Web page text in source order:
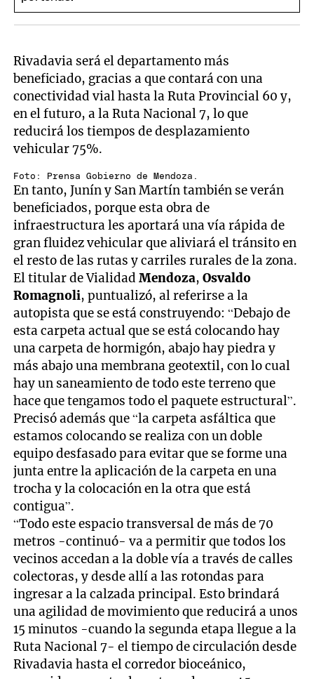
Rivadavia será el departamento más
beneficiado, gracias a que contará con una
conectividad vial hasta la Ruta Provincial 60 y,
en el futuro, a la Ruta Nacional 7, lo que
reducirá los tiempos de desplazamiento
vehicular 75%.
Foto: Prensa Gobierno de Mendoza.
En tanto, Junín y San Martín también se verán
beneficiados, porque esta obra de
infraestructura les aportará una vía rápida de
gran fluidez vehicular que aliviará el tránsito en
el resto de las rutas y carriles rurales de la zona.
El titular de VialidadMendoza,Osvaldo
Romagnoli, puntualizó, al referirse a la
autopista que se está construyendo: “Debajo de
esta carpeta actual que se está colocando hay
una carpeta de hormigón, abajo hay piedra y
más abajo una membrana geotextil, con lo cual
hay un saneamiento de todo este terreno que
hace que tengamos todo el paquete estructural”.
Precisó además que “la carpeta asfáltica que
estamos colocando se realiza con un doble
equipo desfasado para evitar que se forme una
junta entre la aplicación de la carpeta en una
trocha y la colocación en la otra que está
contigua”.
“Todo este espacio transversal de más de 70
metros -continuó- va a permitir que todos los
vecinos accedan a la doble vía a través de calles
colectoras, y desde allí a las rotondas para
ingresar a la calzada principal. Esto brindará
una agilidad de movimiento que reducirá a unos
15 minutos -cuando la segunda etapa llegue a la
Ruta Nacional 7- el tiempo de circulación desde
Rivadavia hasta el corredor bioceánico,